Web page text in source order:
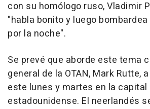
con su homólogo ruso, Vladimir
"habla bonito y luego
por la noche".
Se prevé que aborde este tema
general de la OTAN, Mark Rutte,
este lunes y martes en la capital
estadounidense. El neerlandés